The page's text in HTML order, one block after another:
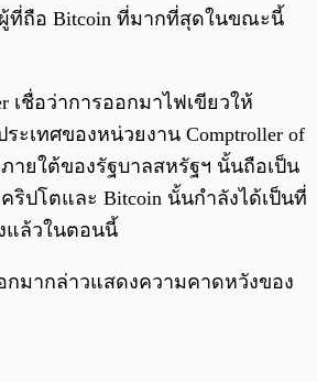
ผู้ที่ถือ Bitcoin ที่มากที่สุดในขณะนี้
เชื่อว่าการออกมาไฟเขียวให้
เทศของหน่วยงาน Comptroller of
ภายใต้ของรัฐบาลสหรัฐฯ นั้นถือเป็น
ปโตและ Bitcoin นั้นกำลังได้เป็นที่
แล้วในตอนนี้
กมากล่าวแสดงความคาดหวังของ